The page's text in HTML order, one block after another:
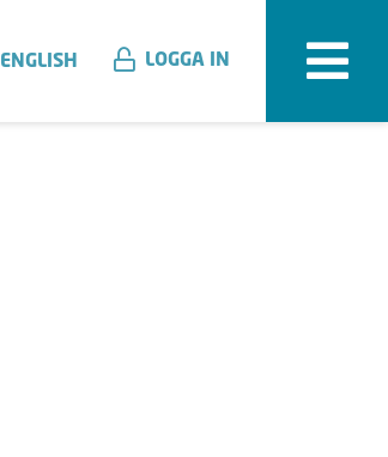
ENGLISH LOGGA IN